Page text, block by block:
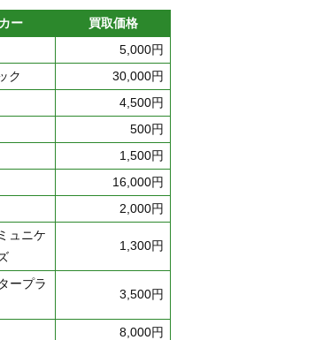
ー
買取価格
5,000円
ク
30,000円
4,500円
500円
1,500円
16,000円
2,000円
ュニケ
1,300円
ープラ
3,500円
8,000円